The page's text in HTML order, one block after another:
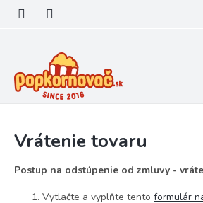
Prejsť
obsah
Vrátenie tovaru
Postup na odstúpenie od zmluvy -
Vytlačte a vyplňte tento formulár